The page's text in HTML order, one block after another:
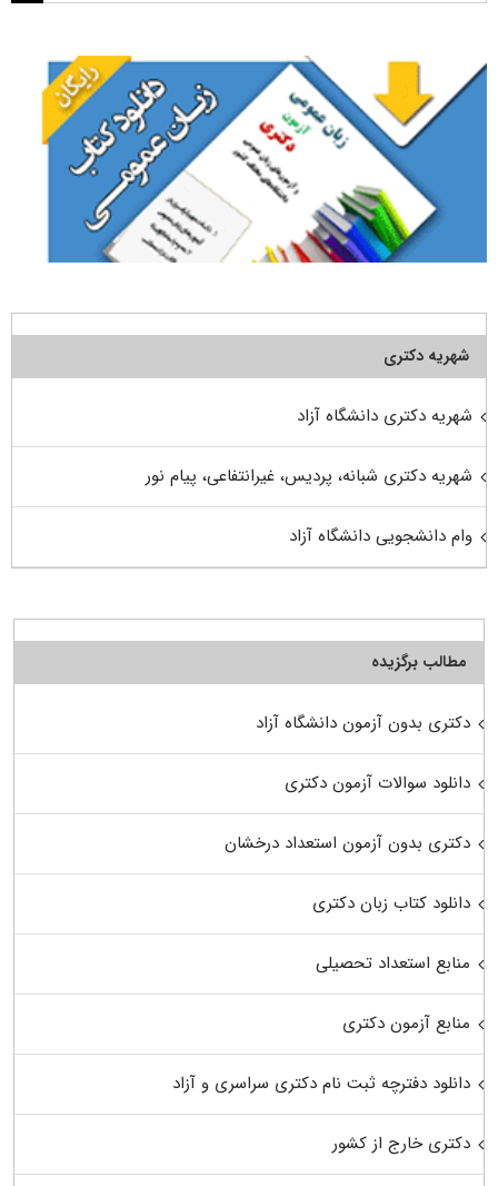
شهریه دکتری
شهریه دکتری دانشگاه آزاد
شهریه دکتری شبانه، پردیس، غیرانتفاعی، پیام نور
وام دانشجویی دانشگاه آزاد
مطالب برگزیده
دکتری بدون آزمون دانشگاه آزاد
دانلود سوالات آزمون دکتری
دکتری بدون آزمون استعداد درخشان
دانلود کتاب زبان دکتری
منابع استعداد تحصیلی
منابع آزمون دکتری
دانلود دفترچه ثبت نام دکتری سراسری و آزاد
دکتری خارج از کشور